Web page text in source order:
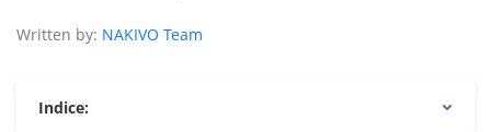
Written by: NAKIVO Team
Indice: